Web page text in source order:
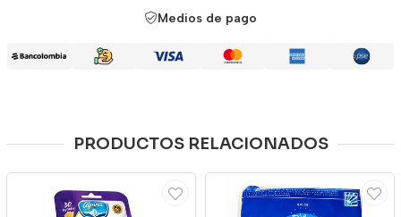
Medios de pago
PRODUCTOS RELACIONADOS